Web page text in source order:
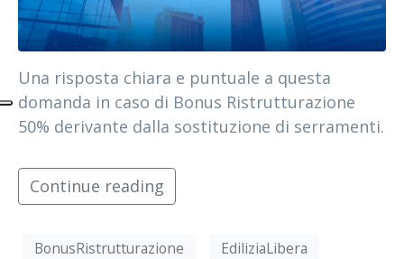
Una risposta chiara e puntuale a questa
domanda in caso di Bonus Ristrutturazione
50% derivante dalla sostituzione di serramenti.
Continue reading
BonusRistrutturazione
EdiliziaLibera